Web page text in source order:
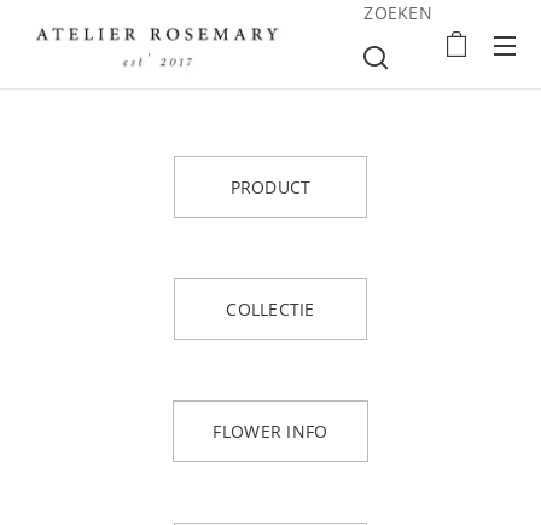
ZOEKEN
PRODUCT
COLLECTIE
FLOWER INFO